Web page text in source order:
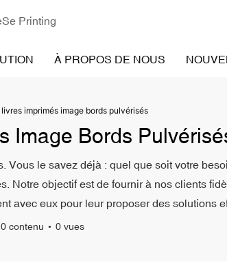
Printing
À PROPOS DE NOUS
livres imprimés image bords pulvérisés
Image Bords
le savez déjà : quel que soit votre
Notre objectif est de fournir à nos clients
avec eux pour leur proposer des solutions
0 contenu 0 vues